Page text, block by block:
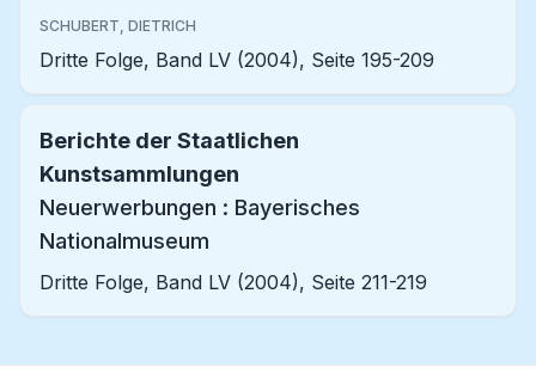
SCHUBERT, DIETRICH
Dritte Folge, Band LV (2004), Seite 195-209
Berichte der Staatlichen
Kunstsammlungen
Neuerwerbungen : Bayerisches
Nationalmuseum
Dritte Folge, Band LV (2004), Seite 211-219